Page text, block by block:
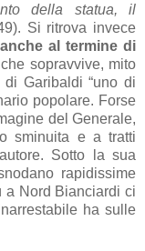
della statua, il
Si ritrova invece
al termine di
sopravvive, mito
Garibaldi “uno di
popolare. Forse
del Generale,
sminuita e a tratti
Sotto la sua
rapidissime
a Nord Bianciardi ci
ha sulle